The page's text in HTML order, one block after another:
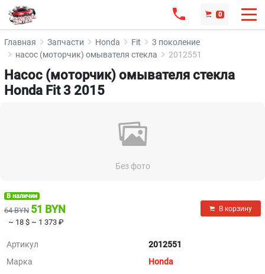
0
Главная Запчасти Honda Fit
3 поколение
насос (моторчик) омывателя стекла
2012551
Насос (моторчик) омывателя стекла
Honda Fit 3 2015
Без фото
В наличии
64 BYN 51 BYN
~ 18 $ ~ 1 373 ₽
В корзину
Артикул
2012551
Марка
Honda